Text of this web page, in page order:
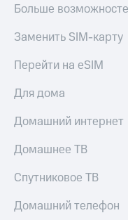
Больше
Заменить SIM-карту
Перейти на eSIM
Для дома
Домашний интернет
Домашнее ТВ
Спутниковое ТВ
Домашний телефон